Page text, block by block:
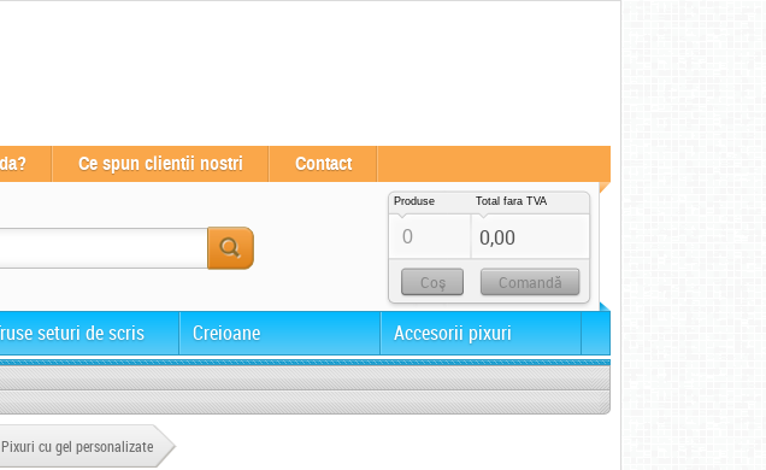
Ce spun clientii nostri Contact
Produse Total fara TVA
0 0,00
Coş Comandă
seturi de scris Creioane Accesorii pixuri
Pixuri cu gel personalizate